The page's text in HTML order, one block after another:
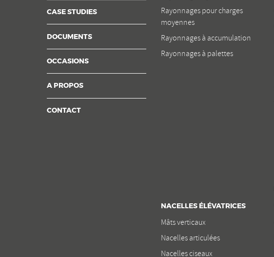
CASE STUDIES
DOCUMENTS
OCCASIONS
A PROPOS
CONTACT
Rayonnages pour charges
moyennes
Rayonnages à accumulation
Rayonnages à palettes
NACELLES ÉLÉVATRICES
Mâts verticaux
Nacelles articulées
Nacelles ciseaux